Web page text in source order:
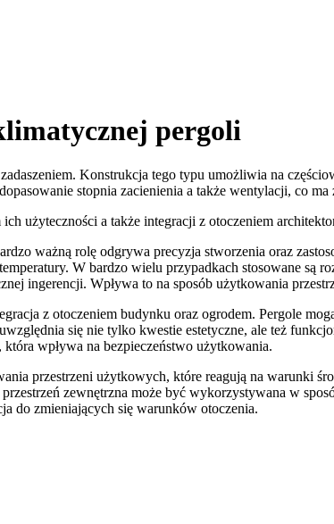
pergoli
Konstrukcja tego typu umożliwia na
stopnia zacienienia a także wentylacji, co
użyteczności a także integracji z otoczeniem
ważną rolę odgrywa precyzja stworzenia oraz
W bardzo wielu przypadkach stosowane są
ingerencji. Wpływa to na sposób użytkowania
z otoczeniem budynku oraz ogrodem. Pergole
się nie tylko kwestie estetyczne, ale też
wpływa na bezpieczeństwo użytkowania.
przestrzeni użytkowych, które reagują na warunki
zewnętrzna może być wykorzystywana w
do zmieniających się warunków otoczenia.